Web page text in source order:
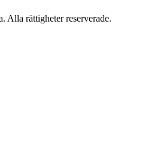
Alla rättigheter reserverade.